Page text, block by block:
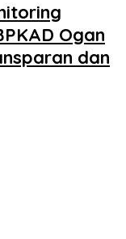
Ogan
dan